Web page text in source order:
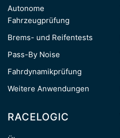
Autonome
Fahrzeugprüfung
Brems- und Reifentests
Pass-By Noise
Fahrdynamikprüfung
Weitere Anwendungen
RACELOGIC